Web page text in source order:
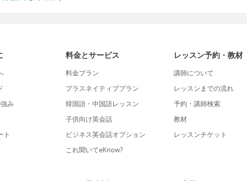
み
ト
料金とサービス
料金プラン
プラスネイティブプラン
韓国語・中国語レッスン
子供向け英会話
ビジネス英会話オプション
これ聞いてeKnow?
レッスン予約・教材
講師について
レッスンまでの流れ
予約・講師検索
教材
レッスンチケット